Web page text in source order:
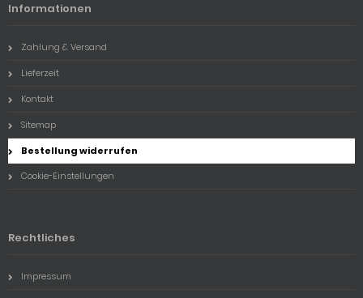
Informationen
Zahlung & Versand
Lieferzeit
Kontakt
Sitemap
Bestellung widerrufen
Cookie-Einstellungen
Rechtliches
Impressum